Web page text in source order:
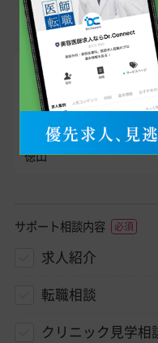
転職エージェン
求人ID
美容外科 常勤医師 山口県
京中央美容外科 2025・
徳山
サポート相談内容
求人紹介
転職相談
クリニック見学相